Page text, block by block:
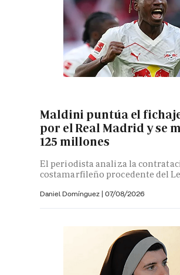
Maldini puntúa el
por el Real Madrid y se
125 millones
El periodista analiza la
costamarfileño procedente del
Daniel Domínguez | 07/08/2026